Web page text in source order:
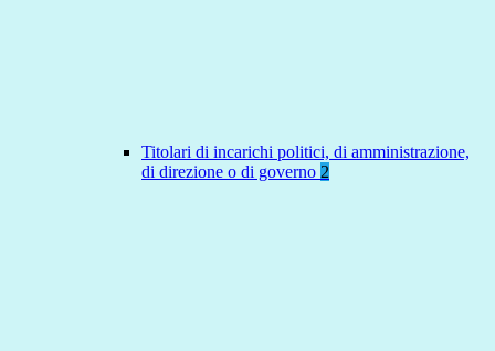
Titolari di incarichi politici, di amministrazione,
di direzione o di governo 2